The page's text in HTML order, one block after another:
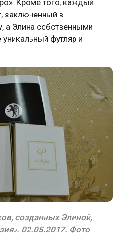
Кроме того, каждый
заключенный в
а Элина собственными
футляр и
созданных Элиной,
02.05.2017. Фото